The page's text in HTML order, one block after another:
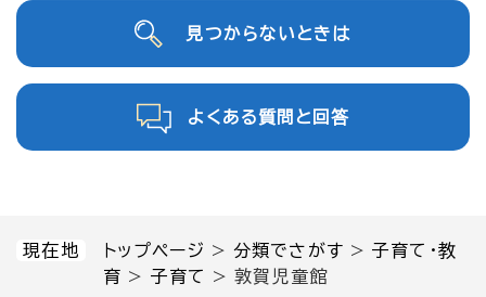
現在地 トップページ >分類でさがす >子育て・教
育 > 子育て >敦賀児童館
見つからないときは
よくある質問と回答